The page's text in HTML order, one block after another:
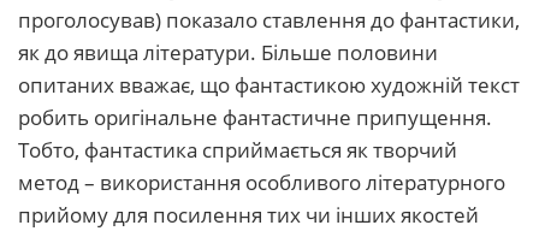
проголосував) показало ставлення до фантастики,
як до явища літератури. Більше половини
опитаних вважає, що фантастикою художній текст
робить оригінальне фантастичне припущення.
Тобто, фантастика сприймається як творчий
метод – використання особливого літературного
прийому для посилення тих чи інших якостей